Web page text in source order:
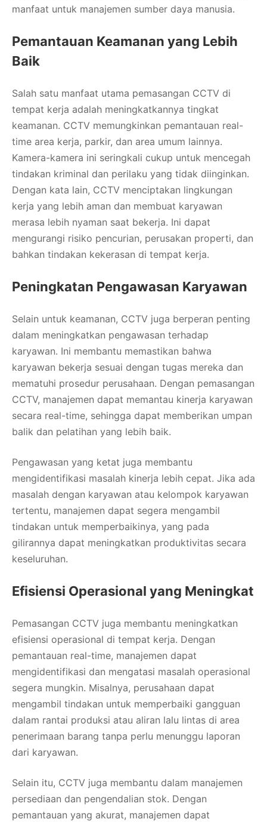
manfaat untuk manajemen sumber daya manusia.
Pemantauan Keamanan yang Lebih
Baik
Salah satu manfaat utama pemasangan CCTV di
tempat kerja adalah meningkatkannya tingkat
keamanan. CCTV memungkinkan pemantauan real-
time area kerja, parkir, dan area umum lainnya.
Kamera-kamera ini seringkali cukup untuk mencegah
tindakan kriminal dan perilaku yang tidak diinginkan.
Dengan kata lain, CCTV menciptakan lingkungan
kerja yang lebih aman dan membuat karyawan
merasa lebih nyaman saat bekerja. Ini dapat
mengurangi risiko pencurian, perusakan properti, dan
bahkan tindakan kekerasan di tempat kerja.
Peningkatan Pengawasan Karyawan
Selain untuk keamanan, CCTV juga berperan penting
dalam meningkatkan pengawasan terhadap
karyawan. Ini membantu memastikan bahwa
karyawan bekerja sesuai dengan tugas mereka dan
mematuhi prosedur perusahaan. Dengan pemasangan
CCTV, manajemen dapat memantau kinerja karyawan
secara real-time, sehingga dapat memberikan umpan
balik dan pelatihan yang lebih baik.
Pengawasan yang ketat juga membantu
mengidentifikasi masalah kinerja lebih cepat. Jika ada
masalah dengan karyawan atau kelompok karyawan
tertentu, manajemen dapat segera mengambil
tindakan untuk memperbaikinya, yang pada
gilirannya dapat meningkatkan produktivitas secara
keseluruhan.
Efisiensi Operasional yang Meningkat
Pemasangan CCTV juga membantu meningkatkan
efisiensi operasional di tempat kerja. Dengan
pemantauan real-time, manajemen dapat
mengidentifikasi dan mengatasi masalah operasional
segera mungkin. Misalnya, perusahaan dapat
mengambil tindakan untuk memperbaiki gangguan
dalam rantai produksi atau aliran lalu lintas di area
penerimaan barang tanpa perlu menunggu laporan
dari karyawan.
Selain itu, CCTV juga membantu dalam manajemen
persediaan dan pengendalian stok. Dengan
pemantauan yang akurat, manajemen dapat